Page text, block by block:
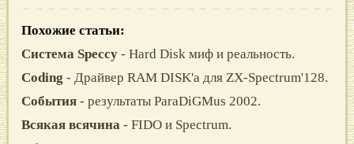
Похожие статьи:
Система Speccy - Hard Disk миф и реальность.
Coding - Драйвер RAM DISK'а для ZX-Spectrum'128.
События - результаты ParaDiGMus 2002.
Всякая всячина - FIDO и Spectrum.